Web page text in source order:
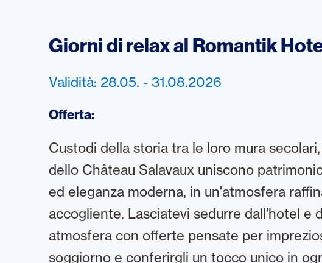
Giorni di relax al Romantik
Validità: 28.05. - 31.08.2026
Offerta:
Custodi della storia tra le loro mura
dello Château Salavaux uniscono
ed eleganza moderna, in un'atmosfera
accogliente. Lasciatevi sedurre dall'hotel e
atmosfera con offerte pensate per
soggiorno e conferirgli un tocco unico in